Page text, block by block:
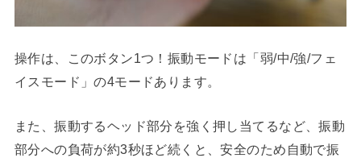
操作は、このボタン1つ！振動モードは「弱/中/強/フェ
イスモード」の4モードあります。
また、振動するヘッド部分を強く押し当てるなど、振動
部分への負荷が約3秒ほど続くと、安全のため自動で振